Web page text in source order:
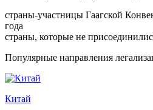
страны-участницы Гаагской
года
страны, которые не
Популярные направления
Китай